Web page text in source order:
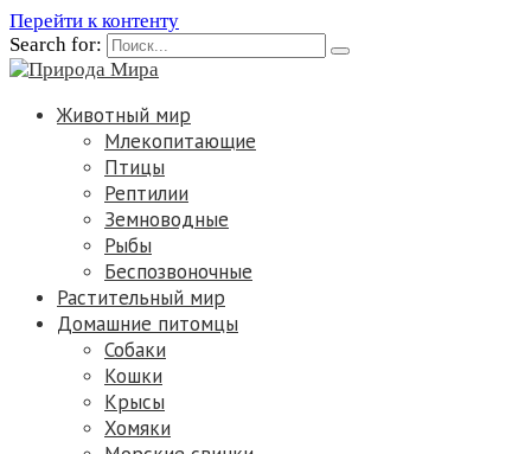
Перейти к контенту
Search for:
Животный мир
Млекопитающие
Птицы
Рептилии
Земноводные
Рыбы
Беспозвоночные
Растительный мир
Домашние питомцы
Собаки
Кошки
Крысы
Хомяки